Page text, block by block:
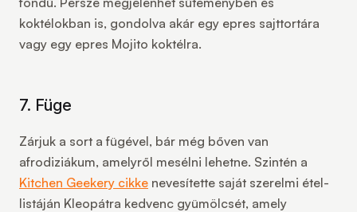
koktélokban is, gondolva akár egy epres sajttortára
vagy egy epres Mojito koktélra.
7. Füge
Zárjuk a sort a fügével, bár még bőven van
afrodiziákum, amelyről mesélni lehetne. Szintén a
Kitchen Geekery cikke nevesítette saját szerelmi étel-
listáján Kleopátra kedvenc gyümölcsét, amely